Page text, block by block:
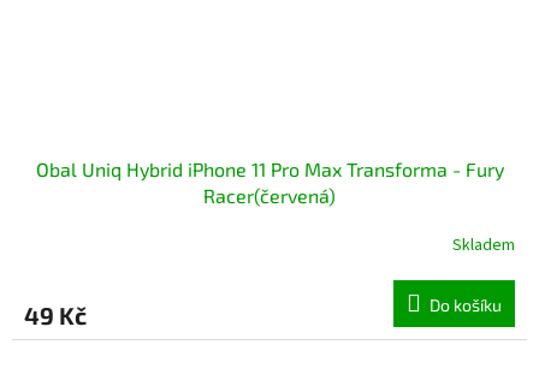
Obal Uniq Hybrid iPhone 11 Pro Max Transforma - Fury
Racer(červená)
Skladem
49 Kč Do košíku